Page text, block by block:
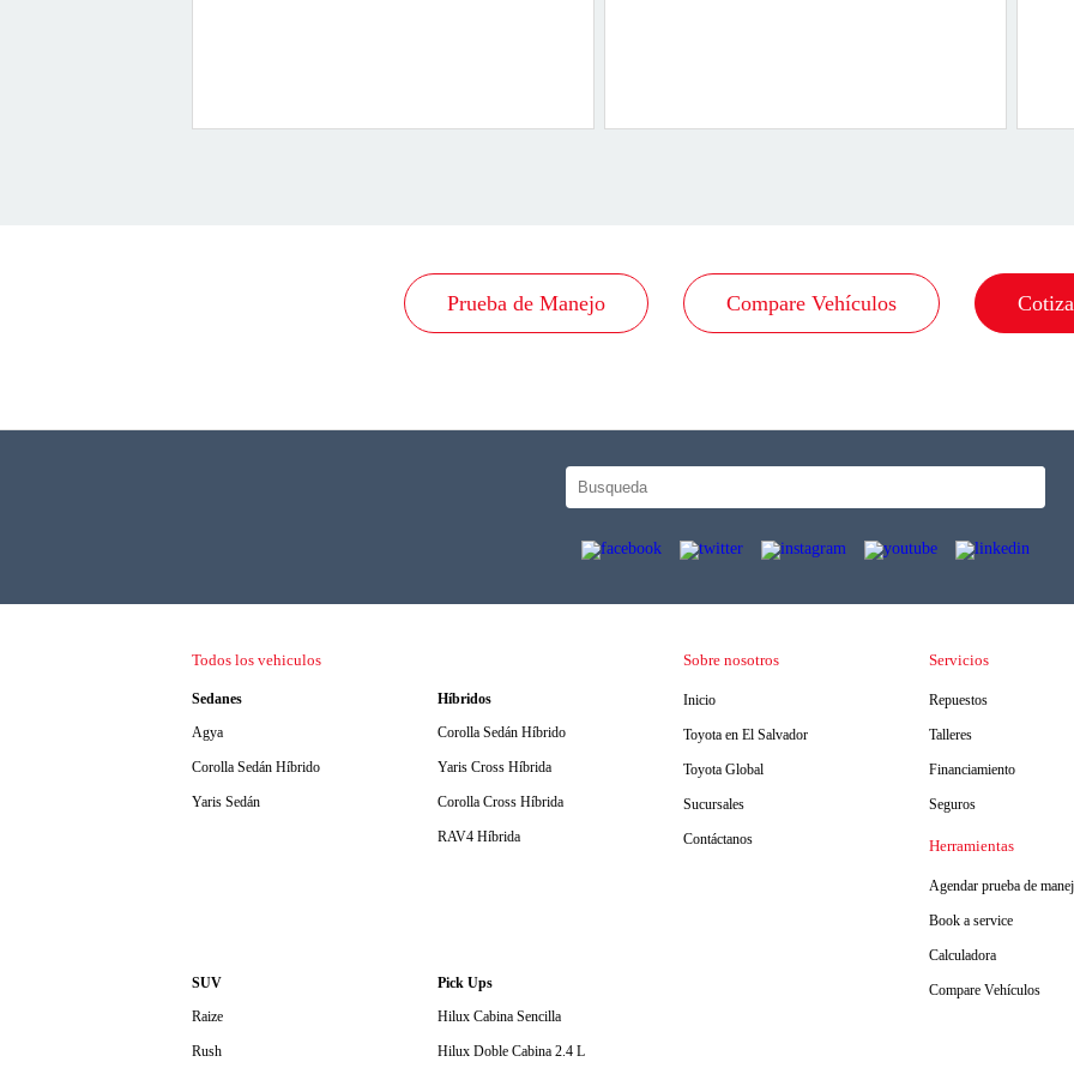
Prueba de Manejo Compare Vehículos
Todos los vehiculos
Sedanes
Agya
Corolla Sedán Híbrido
Yaris Sedán
Híbridos
Corolla Sedán Híbrido
Yaris Cross Híbrida
Corolla Cross Híbrida
RAV4 Híbrida
SUV
Raize
Rush
Pick Ups
Hilux Cabina Sencilla
Hilux Doble Cabina 2.4 L
Sobre nosotros
Inicio
Toyota en El Salvador
Toyota Global
Sucursales
Contáctanos
Servicios
Repuestos
Talleres
Financiamiento
Seguros
Herramientas
Agendar prueba de
Book a service
Calculadora
Compare Vehículos